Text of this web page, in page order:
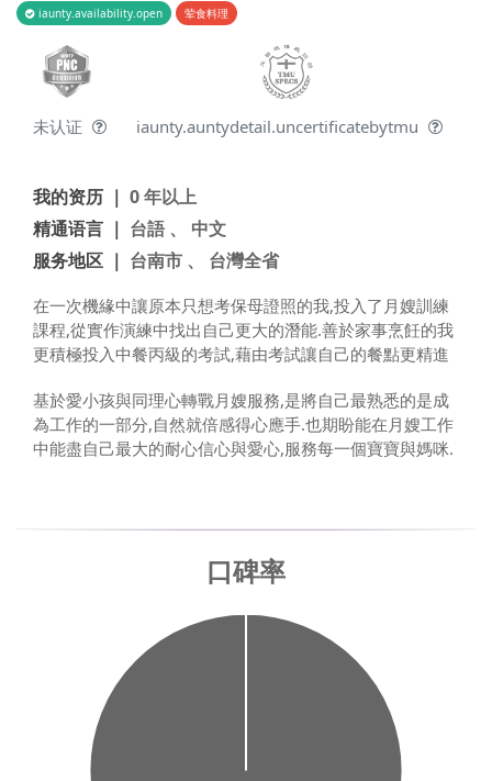
iaunty.availability.open 荤食料理
未认证 iaunty.auntydetail.uncertificatebytmu
我的资历 ｜ 0 年以上
精通语言 ｜ 台語 、 中文
服务地区 ｜ 台南市 、 台灣全省
在一次機緣中讓原本只想考保母證照的我,投入了月嫂訓練
課程,從實作演練中找出自己更大的潛能.善於家事烹飪的我
更積極投入中餐丙級的考試,藉由考試讓自己的餐點更精進
基於愛小孩與同理心轉戰月嫂服務,是將自己最熟悉的是成
為工作的一部分,自然就倍感得心應手.也期盼能在月嫂工作
中能盡自己最大的耐心信心與愛心,服務每一個寶寶與媽咪.